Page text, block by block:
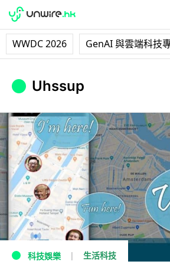
WWDC 2026 GenAI 與雲端科技
Uhssup
科技娛樂 生活科技